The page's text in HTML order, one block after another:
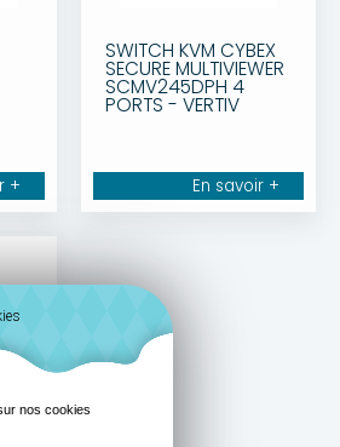
+
SWITCH KVM CYBEX
SECURE MULTIVIEWER
SCMV245DPH 4
PORTS - VERTIV
En savoir +
nos cookies